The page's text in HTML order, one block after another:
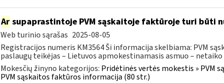
Arsupaprastintoje PVM sąskaitoje faktūroje turi būti
Web turinio sąrašas 2025-08-05
Registracijos numeris KM3564 Ši informacija skelbiama: PVM
paslaugų teikėjas – Lietuvos apmokestinamasis asmuo – netaiko
Mokesčių žinyno kategorijos: Pridėtinės vertės mokestis » PVM
PVM sąskaitos faktūros informacija (80 str.)